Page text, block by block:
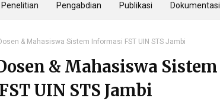
Penelitian Pengabdian Publikasi Dokumentasi
& Mahasiswa Sistem Informasi FST UIN STS Jambi
& Mahasiswa Sistem
UIN STS Jambi